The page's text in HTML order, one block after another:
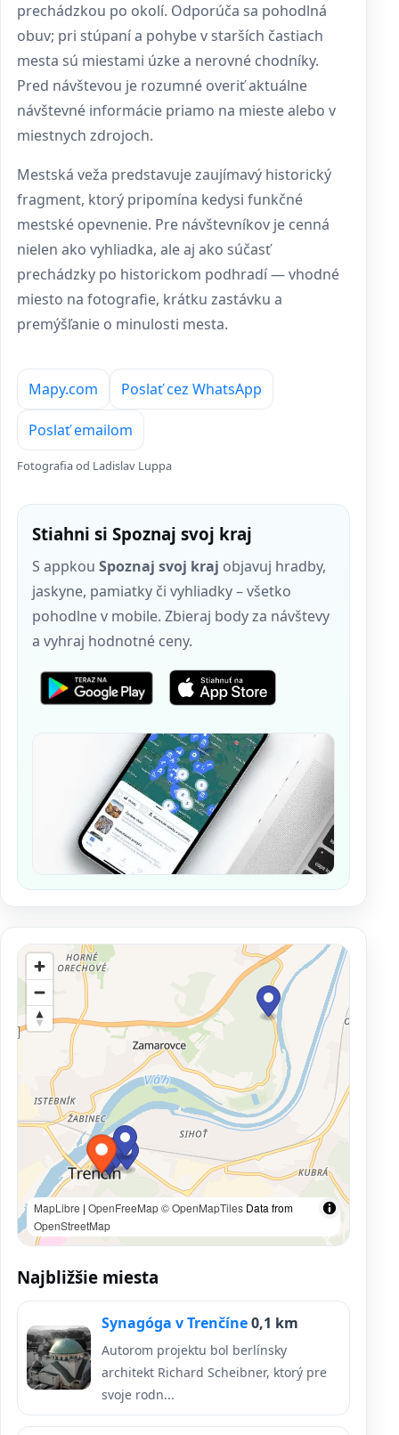
prechádzkou po okolí. Odporúča sa pohodlná
obuv; pri stúpaní a pohybe v starších častiach
mesta sú miestami úzke a nerovné chodníky.
Pred návštevou je rozumné overiť aktuálne
návštevné informácie priamo na mieste alebo v
miestnych zdrojoch.
Mestská veža predstavuje zaujímavý historický
fragment, ktorý pripomína kedysi funkčné
mestské opevnenie. Pre návštevníkov je cenná
nielen ako vyhliadka, ale aj ako súčasť
prechádzky po historickom podhradí — vhodné
miesto na fotografie, krátku zastávku a
premýšľanie o minulosti mesta.
Mapy.com Poslať cez WhatsApp
Poslať emailom
Fotografia od Ladislav Luppa
Stiahni si Spoznaj svoj kraj
S appkou Spoznaj svoj kraj objavuj hradby,
jaskyne, pamiatky či vyhliadky – všetko
pohodlne v mobile. Zbieraj body za návštevy
a vyhraj hodnotné ceny.
MapLibre | OpenFreeMap© OpenMapTiles Data from
OpenStreetMap
Najbližšie miesta
Synagóga v Trenčíne0,1 km
Autorom projektu bol berlínsky
architekt Richard Scheibner, ktorý pre
svoje rodn...